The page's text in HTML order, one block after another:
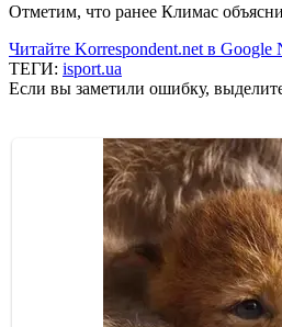
Отметим, что ранее Климас
Читайте Korrespondent.net в Google
ТЕГИ: isport.ua
Если вы заметили ошибку,